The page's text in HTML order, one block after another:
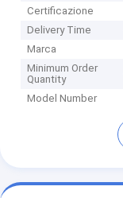
Certificazione
Delivery Time
Marca
Minimum Order
Quantity
Model Number